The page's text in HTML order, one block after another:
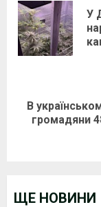
Reading
У
Next
В
громадяни
ЩЕ НОВИНИ